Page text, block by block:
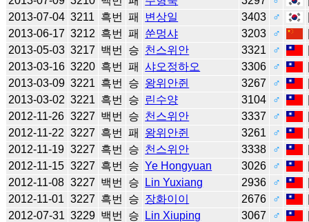
2013-07-04 3211 흑번 패 변상일 3403 ♂
2013-06-17 3212 흑번 패 쑨멍샤 3203 ♂
2013-05-03 3217 백번 승 천스위안 3321 ♂
2013-03-16 3220 흑번 패 샤오정하오 3306 ♂
2013-03-09 3221 흑번 승 왕위안쥔 3267 ♂
2013-03-02 3221 흑번 승 린수양 3104 ♂
2012-11-26 3227 백번 승 천스위안 3337 ♂
2012-11-22 3227 흑번 패 왕위안쥔 3261 ♂
2012-11-19 3227 흑번 승 천스위안 3338 ♂
2012-11-15 3227 흑번 승 Ye Hongyuan 3026 ♂
2012-11-08 3227 백번 승 Lin Yuxiang 2936 ♂
2012-11-01 3227 흑번 승 장화이이 2676 ♂
2012-07-31 3229 백번 승 Lin Xiuping 3067 ♂